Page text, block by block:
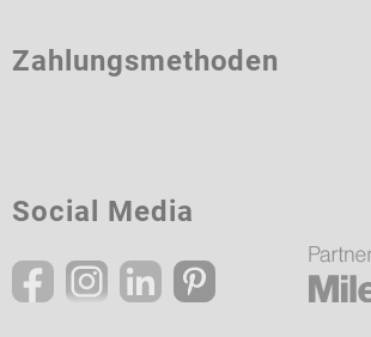
Zahlungsmethoden
Social Media